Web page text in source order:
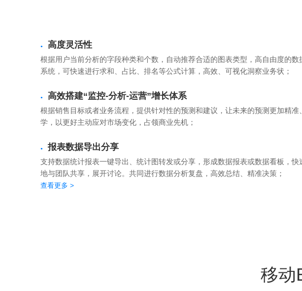
● 高度灵活性
根据用户当前分析的字段种类和个数，自动推荐合适的图表类型，高自由度的数
系统，可快速进行求和、占比、排名等公式计算，高效、可视化洞察业务状；
● 高效搭建“监控-分析-运营”增长体系
根据销售目标或者业务流程，提供针对性的预测和建议，让未来的预测更加精准
学，以更好主动应对市场变化，占领商业先机；
● 报表数据导出分享
支持数据统计报表一键导出、统计图转发或分享，形成数据报表或数据看板，快
地与团队共享，展开讨论。共同进行数据分析复盘，高效总结、精准决策；
查看更多 >
移动